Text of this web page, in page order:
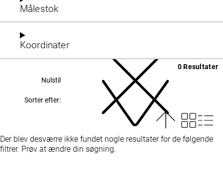
Målestok
Koordinater
0 Resultater
Nulstil
Sorter efter:
Der blev desværre ikke fundet nogle resultater for de følgende
filtrer. Prøv at ændre din søgning.